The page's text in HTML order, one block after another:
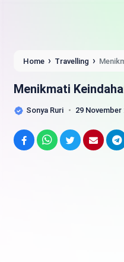
Home › Travelling ›
Menikmati
Sonya Ruri 29 November